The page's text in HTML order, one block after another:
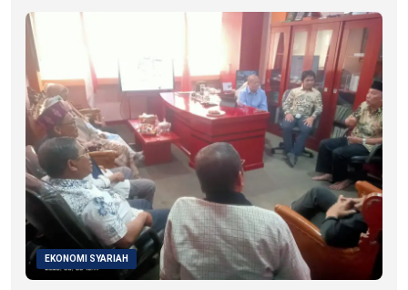
EKONOMI SYARIAH